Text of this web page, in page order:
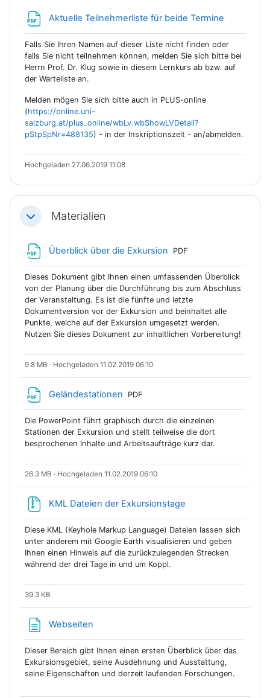
Aktuelle Teilnehmerliste für beide Termine
Falls Sie Ihren Namen auf dieser Liste nicht finden oder
falls Sie nicht teilnehmen können, melden Sie sich bitte bei
Herrn Prof. Dr. Klug sowie in diesem Lernkurs ab bzw. auf
der Warteliste an.
Melden mögen Sie sich bitte auch in PLUS-online
(https://online.uni-
salzburg.at/plus_online/wbLv.wbShowLVDetail?
pStpSpNr=488135) - in der Inskriptionszeit - an/abmelden.
Hochgeladen 27.06.2019 11:08
EinklappenMaterialien
Überblick über die Exkursion Datei
PDF
Dieses Dokument gibt Ihnen einen umfassenden Überblick
von der Planung über die Durchführung bis zum Abschluss
der Veranstaltung. Es ist die fünfte und letzte
Dokumentversion vor der Exkursion und beinhaltet alle
Punkte, welche auf der Exkursion umgesetzt werden.
Nutzen Sie dieses Dokument zur inhaltlichen Vorbereitung!
9.8 MB · Hochgeladen 11.02.2019 06:10
Geländestationen Datei
PDF
Die PowerPoint führt graphisch durch die einzelnen
Stationen der Exkursion und stellt teilweise die dort
besprochenen Inhalte und Arbeitsaufträge kurz dar.
26.3 MB · Hochgeladen 11.02.2019 06:10
KML Dateien der Exkursionstage
Diese KML (Keyhole Markup Language) Dateien lassen sich
unter anderem mit Google Earth visualisieren und geben
Ihnen einen Hinweis auf die zurückzulegenden Strecken
während der drei Tage in und um Koppl.
39.3 KB
Webseiten
Dieser Bereich gibt Ihnen einen ersten Überblick über das
Exkursionsgebiet, seine Ausdehnung und Ausstattung,
seine Eigenschaften und derzeit laufenden Forschungen.